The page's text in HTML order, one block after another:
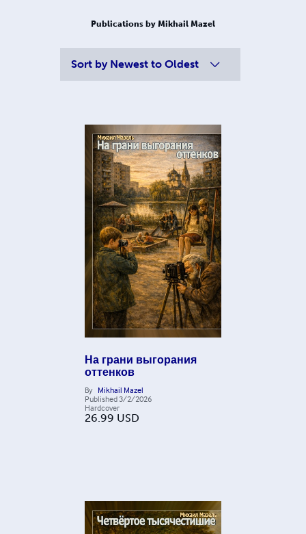
Publications by Mikhail Mazel
Sort by Newest to Oldest
На грани выгорания
оттенков
By Mikhail Mazel
Published3/2/2026
Hardcover
26.99 USD